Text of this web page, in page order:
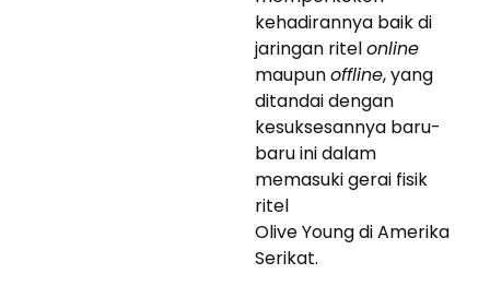
kehadirannya baik di
jaringan ritelonline
maupunoffline, yang
ditandai dengan
kesuksesannya baru-
baru ini dalam
memasuki gerai fisik
ritel
Olive Young di Amerika
Serikat.